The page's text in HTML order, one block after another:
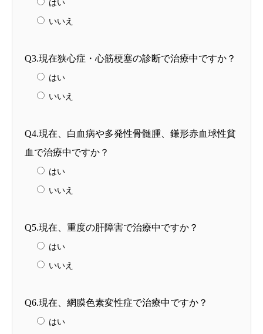
はい
いいえ
Q3.現在狭心症・心筋梗塞の診断で治療中ですか？
はい
いいえ
Q4.現在、白血病や多発性骨髄腫、鎌形赤血球性貧
血で治療中ですか？
はい
いいえ
Q5.現在、重度の肝障害で治療中ですか？
はい
いいえ
Q6.現在、網膜色素変性症で治療中ですか？
はい